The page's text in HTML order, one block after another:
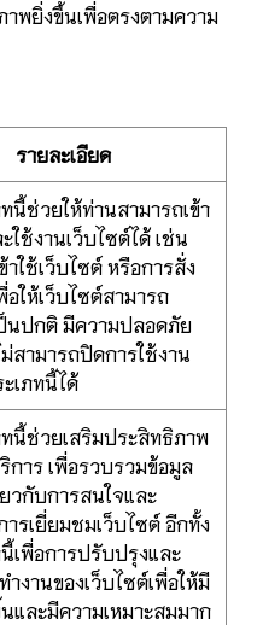
าพยิ่งขึ้นเพื่อตรงตามความ
รายละเอียด
นี้ช่วยให้ท่านสามารถเข้า
ใช้งานเว็บไซต์ได้ เช่น
าใช้เว็บไซต์ หรือการสั่ง
ให้เว็บไซต์สามารถ
นปกติ มีความปลอดภัย
สามารถปิดการใช้งาน
เภทนี้ได้
นี้ช่วยเสริมประสิทธิภาพ
การ เพื่อรวบรวมข้อมูล
วกับการสนใจและ
รเยี่ยมชมเว็บไซต์ อีกทั้ง
เพื่อการปรับปรุงและ
งานของเว็บไซต์เพื่อให้มี
ละมีความเหมาะสมมาก